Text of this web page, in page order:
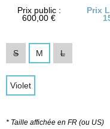
Prix public :
600,00 €
Prix
S M L
Violet
* Taille affichée en FR (ou US)